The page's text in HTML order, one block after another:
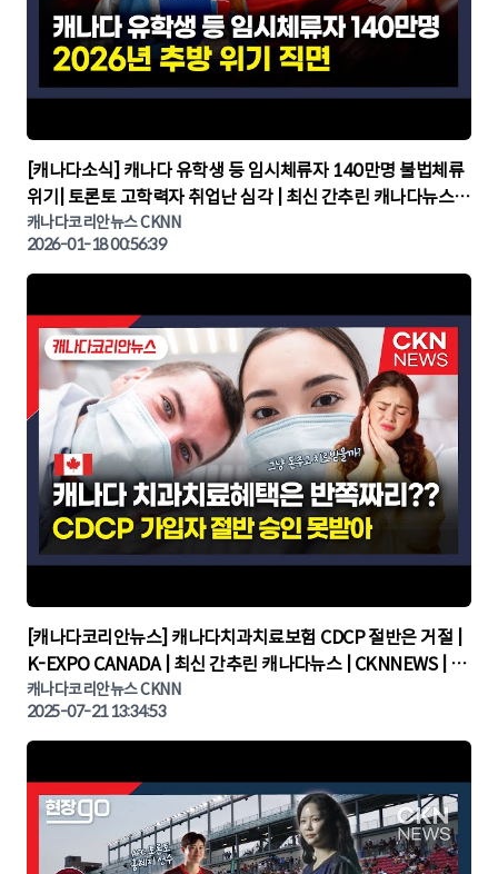
▶
[캐나다소식] 캐나다 유학생 등 임시체류자 140만명 불법체류
위기| 토론토 고학력자 취업난 심각 | 최신 간추린 캐나다뉴스 |
CKNNEWS, 캐나다코리안뉴스
캐나다코리안뉴스 CKNN
2026-01-18 00:56:39
▶
[캐나다코리안뉴스] 캐나다치과치료보험 CDCP 절반은 거절 |
K-EXPO CANADA | 최신 간추린 캐나다뉴스 | CKNNEWS | 캐
나다뉴스 | 토론토뉴스
캐나다코리안뉴스 CKNN
2025-07-21 13:34:53